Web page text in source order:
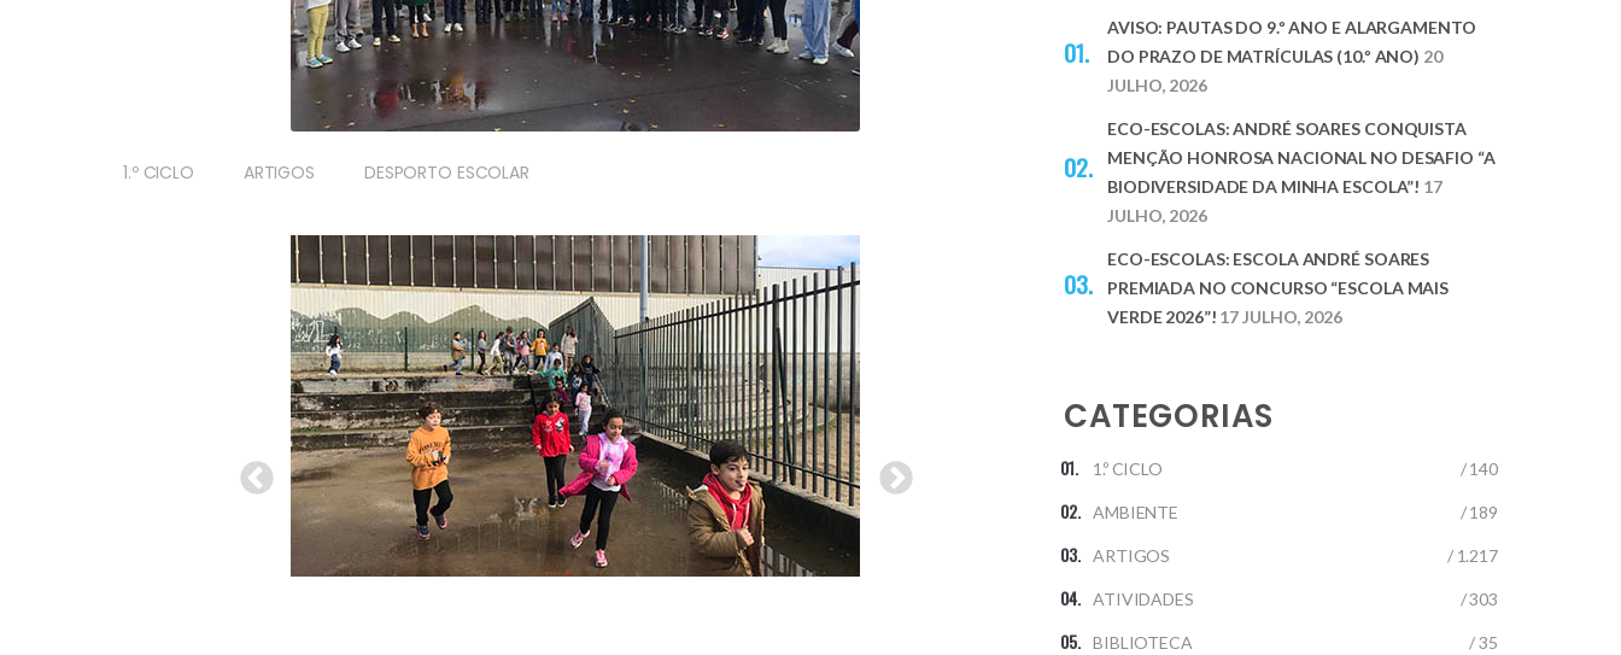
1.º CICLO ARTIGOS DESPORTO ESCOLAR
AVISO: PAUTAS DO 9.º ANO E ALARGAMENTO
DO PRAZO DE MATRÍCULAS (10.º ANO) 20
JULHO, 2026
ECO-ESCOLAS: ANDRÉ SOARES CONQUISTA
MENÇÃO HONROSA NACIONAL NO DESAFIO “A
BIODIVERSIDADE DA MINHA ESCOLA”! 17
JULHO, 2026
ECO-ESCOLAS: ESCOLA ANDRÉ SOARES
PREMIADA NO CONCURSO “ESCOLA MAIS
VERDE 2026”! 17 JULHO, 2026
CATEGORIAS
1.º CICLO / 140
AMBIENTE / 189
ARTIGOS / 1.217
ATIVIDADES / 303
BIBLIOTECA / 35